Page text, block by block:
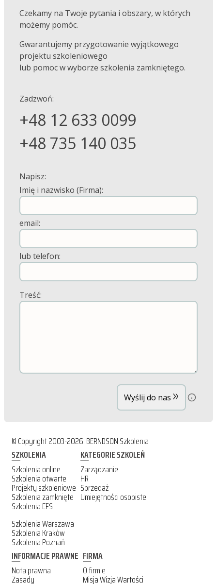
Czekamy na Twoje pytania i obszary, w których
możemy pomóc.
Gwarantujemy przygotowanie wyjątkowego
projektu szkoleniowego
lub pomoc w wyborze szkolenia zamkniętego.
Zadzwoń:
+48 12 633 0099
+48 735 140 035
Napisz:
Imię i nazwisko (Firma):
email:
lub telefon:
Treść:
Wyślij do nas »
© Copyright 2003-2026. BERNDSON Szkolenia
SZKOLENIA
Szkolenia online
Szkolenia otwarte
Projekty szkoleniowe
Szkolenia zamknięte
Szkolenia EFS
Szkolenia Warszawa
Szkolenia Kraków
Szkolenia Poznań
KATEGORIE SZKOLEŃ
Zarządzanie
HR
Sprzedaż
Umiejętności osobiste
INFORMACJE PRAWNE
Nota prawna
Zasady
FIRMA
O firmie
Misja Wizja Wartości